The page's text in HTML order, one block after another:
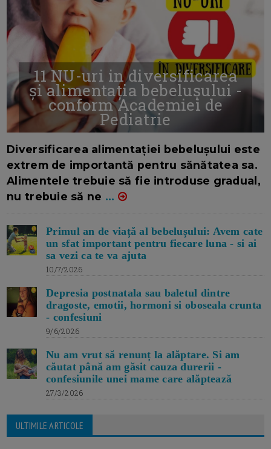
11 NU-uri in diversificarea
și alimentația bebelușului -
conform Academiei de
Pediatrie
Diversificarea alimentației bebelușului este
extrem de importantă pentru sănătatea sa.
Alimentele trebuie să fie introduse gradual,
nu trebuie să ne ...
Primul an de viață al bebelușului: Avem cate
un sfat important pentru fiecare luna - si ai
sa vezi ca te va ajuta
10/7/2026
Depresia postnatala sau baletul dintre
dragoste, emotii, hormoni si oboseala crunta
- confesiuni
9/6/2026
Nu am vrut să renunț la alăptare. Si am
căutat până am găsit cauza durerii -
confesiunile unei mame care alăptează
27/3/2026
ULTIMILE ARTICOLE